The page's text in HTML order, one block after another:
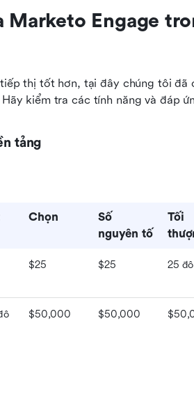
Marketo Engage
thị tốt hơn, tại đây chúng tôi đã
kiểm tra các tính năng và đáp
tảng
Chọn
Số
nguyên tố
Tối
$25 $25 25
$50,000 $50,000